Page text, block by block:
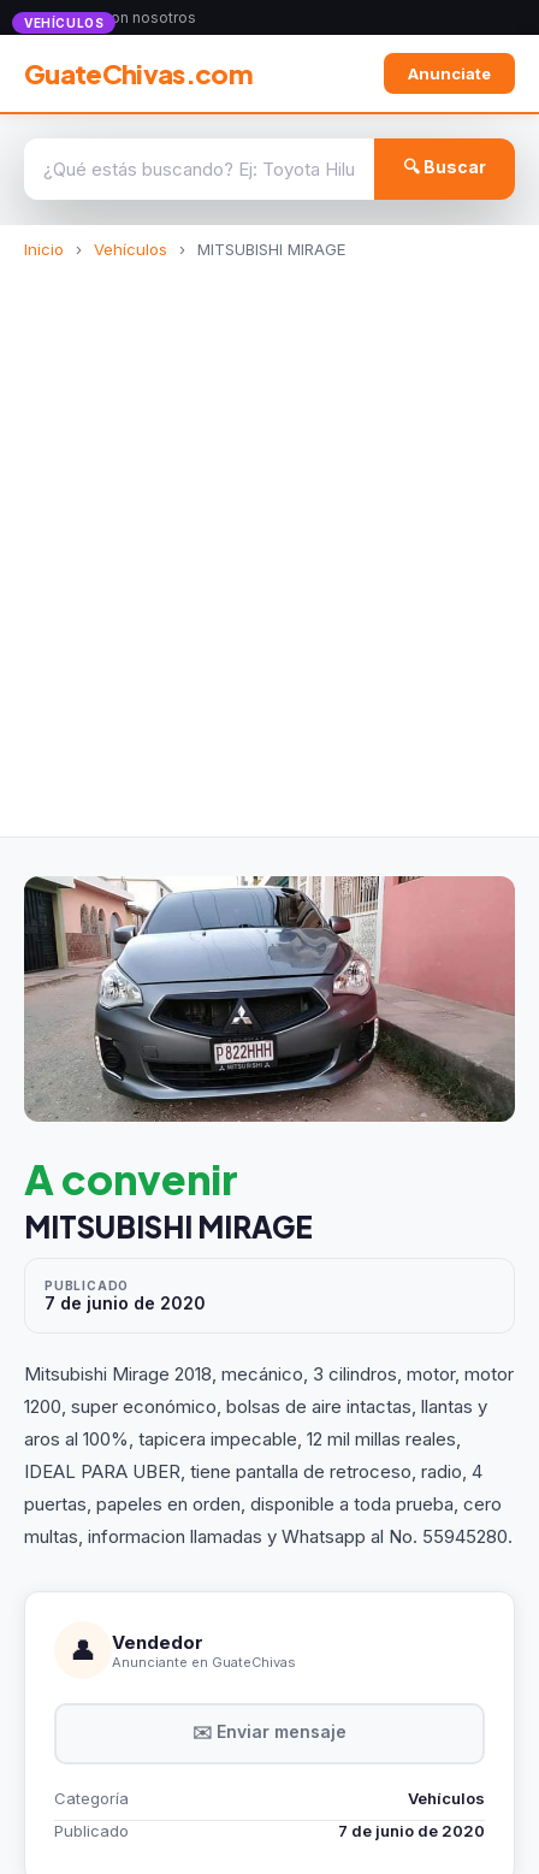
Anunciate con nosotros
GuateChivas.com Anunciate
🔍 Buscar
Inicio › Vehículos › MITSUBISHI MIRAGE
VEHÍCULOS
A convenir
MITSUBISHI MIRAGE
PUBLICADO
7 de junio de 2020
Mitsubishi Mirage 2018, mecánico, 3 cilindros, motor, motor
1200, super económico, bolsas de aire intactas, llantas y
aros al 100%, tapicera impecable, 12 mil millas reales,
IDEAL PARA UBER, tiene pantalla de retroceso, radio, 4
puertas, papeles en orden, disponible a toda prueba, cero
multas, informacion llamadas y Whatsapp al No. 55945280.
👤 Vendedor
Anunciante en GuateChivas
✉️ Enviar mensaje
Categoría
Vehículos
Publicado
7 de junio de 2020